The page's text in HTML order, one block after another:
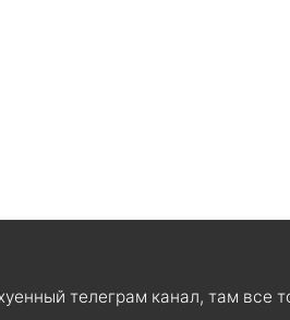
телеграм канал, там все